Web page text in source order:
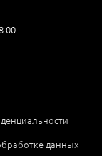
данных